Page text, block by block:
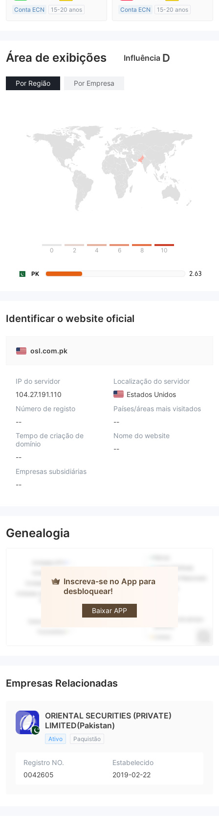
Conta ECN
15-20 anos
Conta ECN
15-20 anos
Área de exibições Influência D
Por Região Por Empresa
0 2 4 6 8 10
PK 2.63
Identificar o website oficial
osl.com.pk
IP do servidor
104.27.191.110
Localização do servidor
Estados Unidos
Número de registo
--
Países/áreas mais visitados
--
Tempo de criação de
domínio
--
Nome do website
--
Empresas subsidiárias
--
Genealogia
Inscreva-se no App para
desbloquear!
Baixar APP
Empresas Relacionadas
ORIENTAL SECURITIES (PRIVATE)
LIMITED(Pakistan)
Ativo Paquistão
Registro NO.
0042605
Estabelecido
2019-02-22